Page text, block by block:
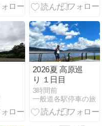
紹介
2026夏 高原巡
り １日目
3時間前
一般道各駅停車の旅